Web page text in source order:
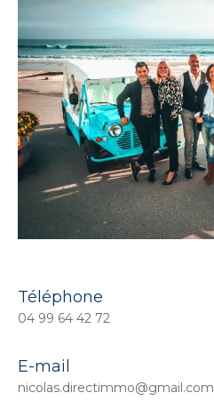
Téléphone
04 99 64 42 72
E-mail
nicolas.directimmo@gmail.com